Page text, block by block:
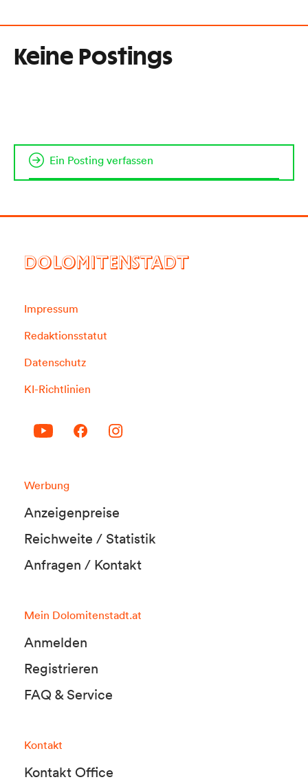
Keine Postings
Ein Posting verfassen
DOLOMITENSTADT
Impressum
Redaktionsstatut
Datenschutz
KI-Richtlinien
Werbung
Anzeigenpreise
Reichweite / Statistik
Anfragen / Kontakt
Mein Dolomitenstadt.at
Anmelden
Registrieren
FAQ & Service
Kontakt
Kontakt Office